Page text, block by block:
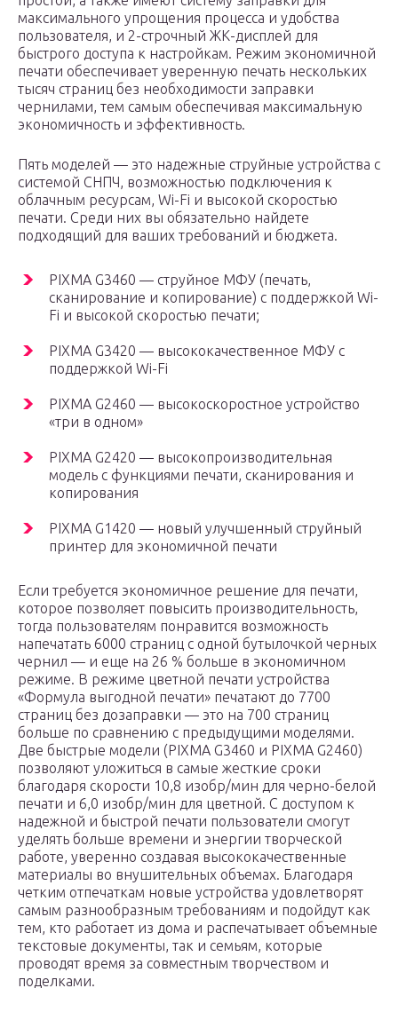
максимального упрощения процесса и удобства
пользователя, и 2-строчный ЖК-дисплей для
быстрого доступа к настройкам. Режим экономичной
печати обеспечивает уверенную печать нескольких
тысяч страниц без необходимости заправки
чернилами, тем самым обеспечивая максимальную
экономичность и эффективность.
Пять моделей — это надежные струйные устройства с
системой СНПЧ, возможностью подключения к
облачным ресурсам, Wi-Fi и высокой скоростью
печати. Среди них вы обязательно найдете
подходящий для ваших требований и бюджета.
PIXMA G3460 — струйное МФУ (печать,
сканирование и копирование) с поддержкой Wi-
Fi и высокой скоростью печати;
PIXMA G3420 — высококачественное МФУ с
поддержкой Wi-Fi
PIXMA G2460 — высокоскоростное устройство
«три в одном»
PIXMA G2420 — высокопроизводительная
модель с функциями печати, сканирования и
копирования
PIXMA G1420 — новый улучшенный струйный
принтер для экономичной печати
Если требуется экономичное решение для печати,
которое позволяет повысить производительность,
тогда пользователям понравится возможность
напечатать 6000 страниц с одной бутылочкой черных
чернил — и еще на 26 % больше в экономичном
режиме. В режиме цветной печати устройства
«Формула выгодной печати» печатают до 7700
страниц без дозаправки — это на 700 страниц
больше по сравнению с предыдущими моделями.
Две быстрые модели (PIXMA G3460 и PIXMA G2460)
позволяют уложиться в самые жесткие сроки
благодаря скорости 10,8 изобр/мин для черно-белой
печати и 6,0 изобр/мин для цветной. С доступом к
надежной и быстрой печати пользователи смогут
уделять больше времени и энергии творческой
работе, уверенно создавая высококачественные
материалы во внушительных объемах. Благодаря
четким отпечаткам новые устройства удовлетворят
самым разнообразным требованиям и подойдут как
тем, кто работает из дома и распечатывает объемные
текстовые документы, так и семьям, которые
проводят время за совместным творчеством и
поделками.